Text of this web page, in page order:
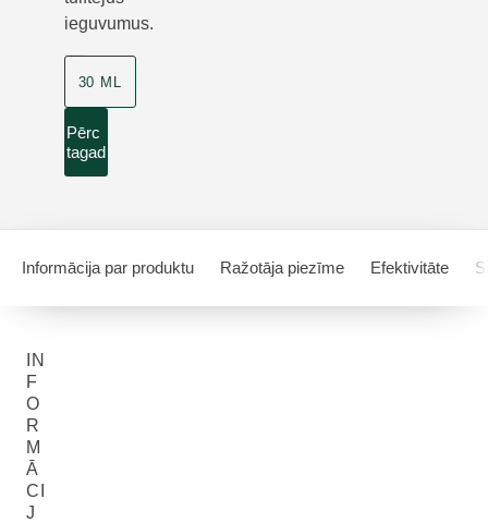
ieguvumus.
30 ML
Pērc
tagad
Informācija par produktu Ražotāja piezīme Efektivitāte
IN
F
O
R
M
Ā
CI
J